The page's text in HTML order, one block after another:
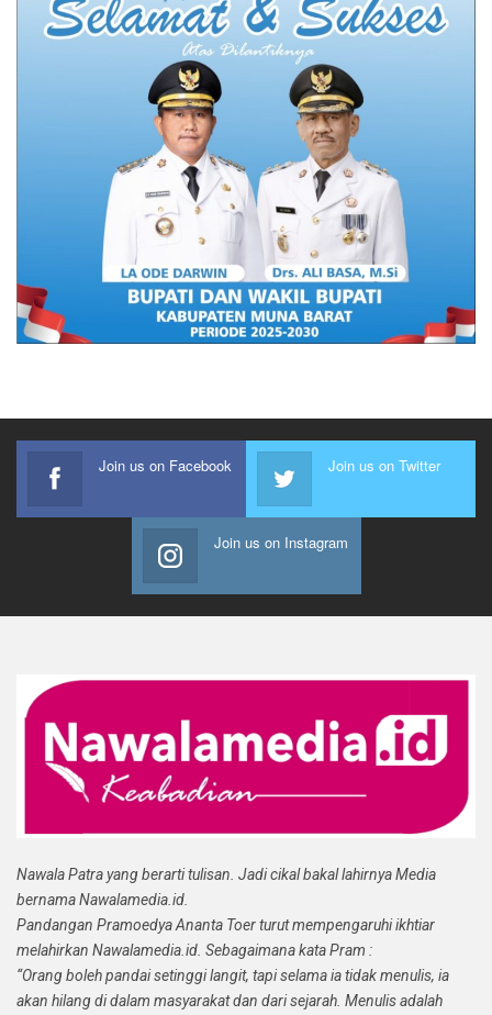
Join us on Facebook Join us on Twitter
Join us on Instagram
Nawala Patra yang berarti tulisan. Jadi cikal bakal lahirnya Media
bernama Nawalamedia.id.
Pandangan Pramoedya Ananta Toer turut mempengaruhi ikhtiar
melahirkan Nawalamedia.id. Sebagaimana kata Pram :
“Orang boleh pandai setinggi langit, tapi selama ia tidak menulis, ia
akan hilang di dalam masyarakat dan dari sejarah. Menulis adalah